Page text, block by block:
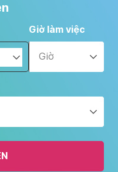
Giờ làm việc
Giờ